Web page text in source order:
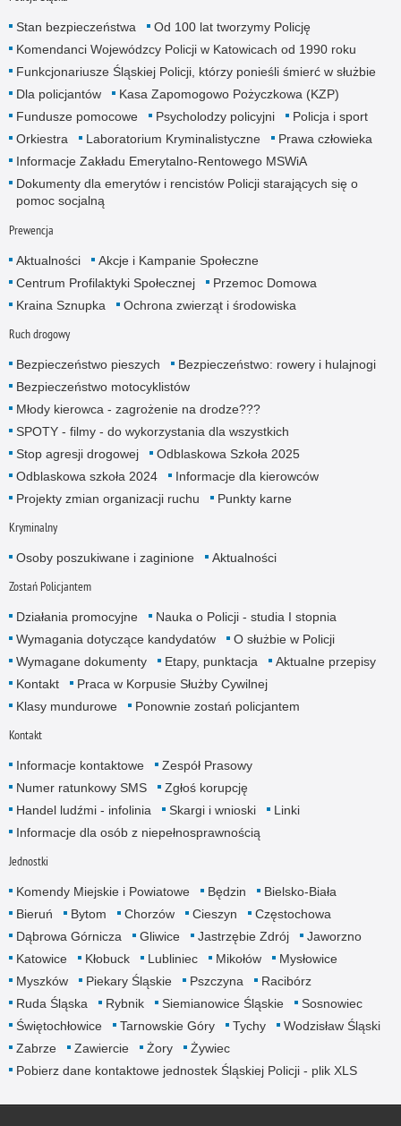
Stan bezpieczeństwa
Od 100 lat tworzymy Policję
Komendanci Wojewódzcy Policji w Katowicach od 1990 roku
Funkcjonariusze Śląskiej Policji, którzy ponieśli śmierć w służbie
Dla policjantów
Kasa Zapomogowo Pożyczkowa (KZP)
Fundusze pomocowe
Psycholodzy policyjni
Policja i sport
Orkiestra
Laboratorium Kryminalistyczne
Prawa człowieka
Informacje Zakładu Emerytalno-Rentowego MSWiA
Dokumenty dla emerytów i rencistów Policji starających się o
pomoc socjalną
Prewencja
Aktualności
Akcje i Kampanie Społeczne
Centrum Profilaktyki Społecznej
Przemoc Domowa
Kraina Sznupka
Ochrona zwierząt i środowiska
Ruch drogowy
Bezpieczeństwo pieszych
Bezpieczeństwo: rowery i hulajnogi
Bezpieczeństwo motocyklistów
Młody kierowca - zagrożenie na drodze???
SPOTY - filmy - do wykorzystania dla wszystkich
Stop agresji drogowej
Odblaskowa Szkoła 2025
Odblaskowa szkoła 2024
Informacje dla kierowców
Projekty zmian organizacji ruchu
Punkty karne
Kryminalny
Osoby poszukiwane i zaginione Aktualności
Zostań Policjantem
Działania promocyjne
Nauka o Policji - studia I stopnia
Wymagania dotyczące kandydatów
O służbie w Policji
Wymagane dokumenty
Etapy, punktacja
Aktualne przepisy
Kontakt
Praca w Korpusie Służby Cywilnej
Klasy mundurowe
Ponownie zostań policjantem
Kontakt
Informacje kontaktowe
Zespół Prasowy
Numer ratunkowy SMS
Zgłoś korupcję
Handel ludźmi - infolinia
Skargi i wnioski
Linki
Informacje dla osób z niepełnosprawnością
Jednostki
Komendy Miejskie i Powiatowe Będzin
Bielsko-Biała
Bieruń
Bytom Chorzów Cieszyn
Częstochowa
Dąbrowa Górnicza
Gliwice Jastrzębie Zdrój
Jaworzno
Katowice
Kłobuck Lubliniec Mikołów
Mysłowice
Myszków
Piekary Śląskie Pszczyna
Racibórz
Ruda Śląska
Rybnik Siemianowice Śląskie
Sosnowiec
Świętochłowice
Tarnowskie Góry Tychy
Wodzisław Śląski
Zabrze
Zawiercie Żory
Żywiec
Pobierz dane kontaktowe jednostek Śląskiej Policji - plik XLS